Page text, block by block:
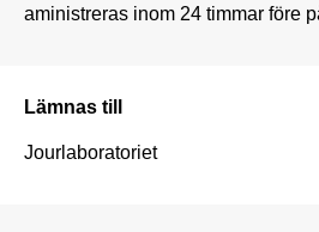
aministreras inom 24 timmar före
Lämnas till
Jourlaboratoriet